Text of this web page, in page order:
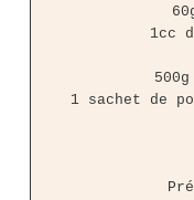
1cc
1 sachet de